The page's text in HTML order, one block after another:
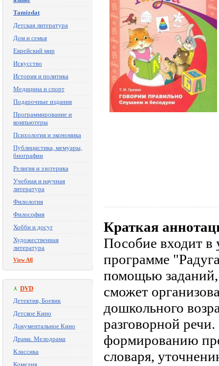
Tamizdat
Детская литература
Дом и семья
Еврейский мир
Искусство
История и политика
Медицина и спорт
Подарочные издания
Программирование и
компьютеры
Психология и экономика
Публицистика, мемуары,
биографии
Религия и эзотерика
Учебная и научная
литература
Филология
Философия
Хобби и досуг
Художественная
литература
View All
DVD
Детектив, Боевик
Детское Кино
Документальное Кино
Драма. Мелодрама
Классика
Комедия
Краткая
Пособие входит в
программе
помощью заданий,
сможет
дошкольного
разговорной
формированию
словаря,